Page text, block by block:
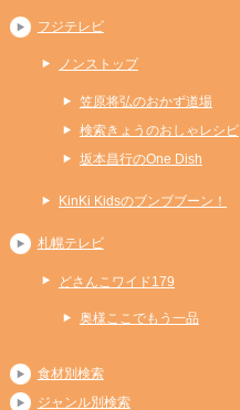
フジテレビ
ノンストップ
笠原将弘のおかず道場
検索きょうのおしゃレシピ
坂本昌行のOne Dish
KinKi Kidsのブンブブーン！
札幌テレビ
どさんこワイド179
奥様ここでもう一品
食材別検索
ジャンル別検索